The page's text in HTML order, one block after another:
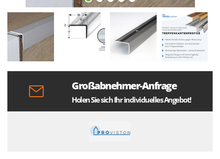
Großabnehmer-Anfrage
Holen Sie sich Ihr individuelles Angebot!